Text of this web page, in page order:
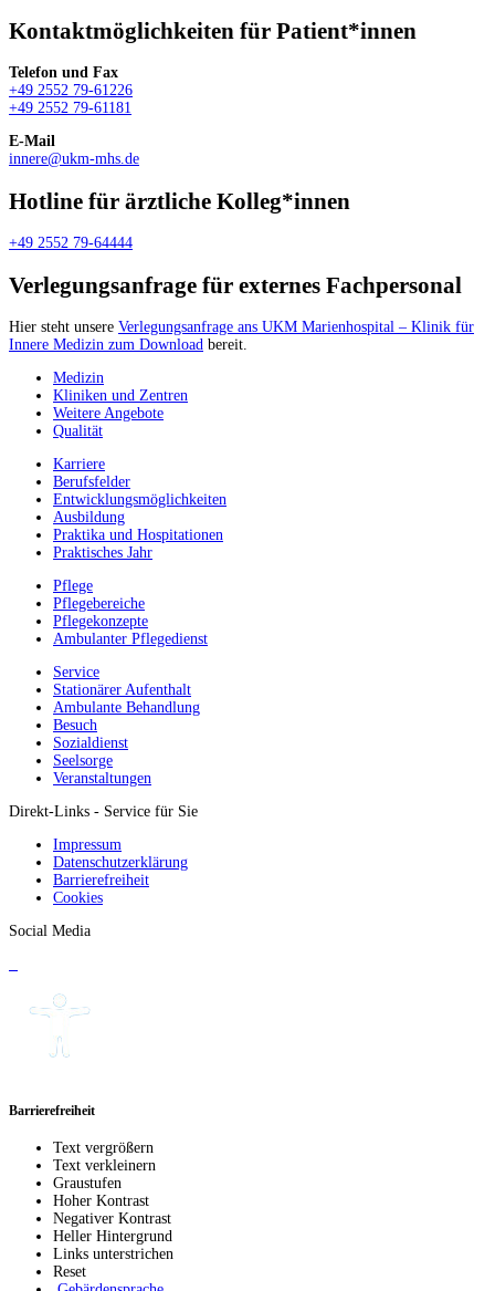
Kontaktmöglichkeiten für Patient*innen
Telefon und Fax
+49 2552 79-61226
+49 2552 79-61181
E-Mail
innere@­ukm-mhs.­de
Hotline für ärztliche Kolleg*innen
+49 2552 79-64444
Verlegungsanfrage für externes Fachpersonal
Hier steht unsere Verlegungsanfrage ans UKM Marienhospital – Klinik für
Innere Medizin zum Download bereit.
Medizin
Kliniken und Zentren
Weitere Angebote
Qualität
Karriere
Berufsfelder
Entwicklungsmöglichkeiten
Ausbildung
Praktika und Hospitationen
Praktisches Jahr
Pflege
Pflegebereiche
Pflegekonzepte
Ambulanter Pflegedienst
Service
Stationärer Aufenthalt
Ambulante Behandlung
Besuch
Sozialdienst
Seelsorge
Veranstaltungen
Direkt-Links - Service für Sie
Impressum
Datenschutzerklärung
Barrierefreiheit
Cookies
Social Media
Barrierefreiheit
Text vergrößern
Text verkleinern
Graustufen
Hoher Kontrast
Negativer Kontrast
Heller Hintergrund
Links unterstrichen
Reset